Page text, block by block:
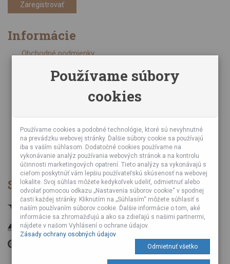
Zaregistrovať
Informácie
Obchodné podmienky
Online kurzy bubnovania
Poznáte nás z TV a Rádia
Partnerské predajne
Testy výrobkov
Ekológia
Veľkoobchod
Spôsob platby
Používame súbory
cookies
Používame cookies a podobné technológie, ktoré sú nevyhnutné
na prevádzku webovej stránky. Ďalšie súbory cookie sa používajú
iba s vaším súhlasom. Dodatočné cookies používame na
vykonávanie analýz používania webových stránok a na kontrolu
účinnosti marketingových opatrení. Tieto analýzy sa vykonávajú s
cieľom poskytnúť vám lepšiu používateľskú skúsenosť na webovej
lokalite. Svoj súhlas môžete kedykoľvek udeliť, odmietnuť alebo
odvolať pomocou odkazu „Nastavenia súborov cookie“ v spodnej
časti každej stránky. Kliknutím na „Súhlasím“ môžete súhlasiť s
naším používaním súborov cookie. Ďalšie informácie o tom, aké
informácie sa zhromažďujú a ako sa zdieľajú s našimi partnermi,
nájdete v našom Vyhlásení o ochrane údajov.
Zásady ochrany osobných údajov
Odmietnuť všetko